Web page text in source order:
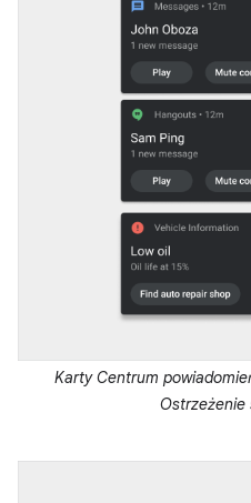
Karty Centrum
Ostrzeżenie